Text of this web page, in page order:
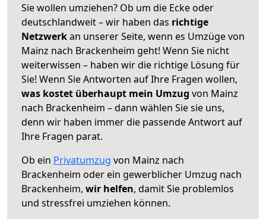
Sie wollen umziehen? Ob um die Ecke oder
deutschlandweit – wir haben das richtige
Netzwerkan unserer Seite, wenn es Umzüge von
Mainz nach Brackenheim geht! Wenn Sie nicht
weiterwissen – haben wir die richtige Lösung für
Sie! Wenn Sie Antworten auf Ihre Fragen wollen,
was kostet überhaupt mein Umzug von Mainz
nach Brackenheim – dann wählen Sie sie uns,
denn wir haben immer die passende Antwort auf
Ihre Fragen parat.
Ob ein Privatumzug von Mainz nach
Brackenheim oder ein gewerblicher Umzug nach
Brackenheim, wir helfen, damit Sie problemlos
und stressfrei umziehen können.